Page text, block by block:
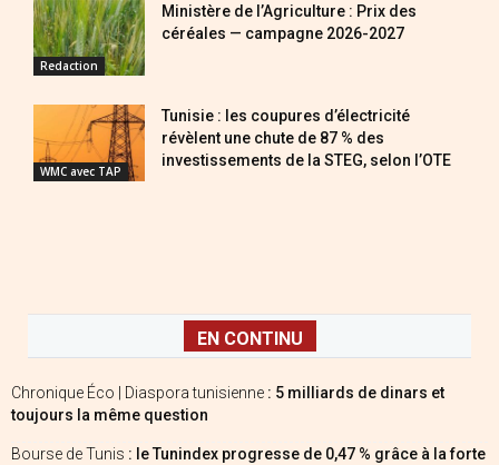
Redaction
Ministère de l’Agriculture : Prix des
céréales — campagne 2026-2027
WMC avec TAP
Tunisie : les coupures d’électricité
révèlent une chute de 87 % des
investissements de la STEG, selon l’OTE
EN CONTINU
Chronique Éco | Diaspora tunisienne : 5 milliards de dinars et
toujours la même question
Bourse de Tunis : le Tunindex progresse de 0,47 % grâce à la forte